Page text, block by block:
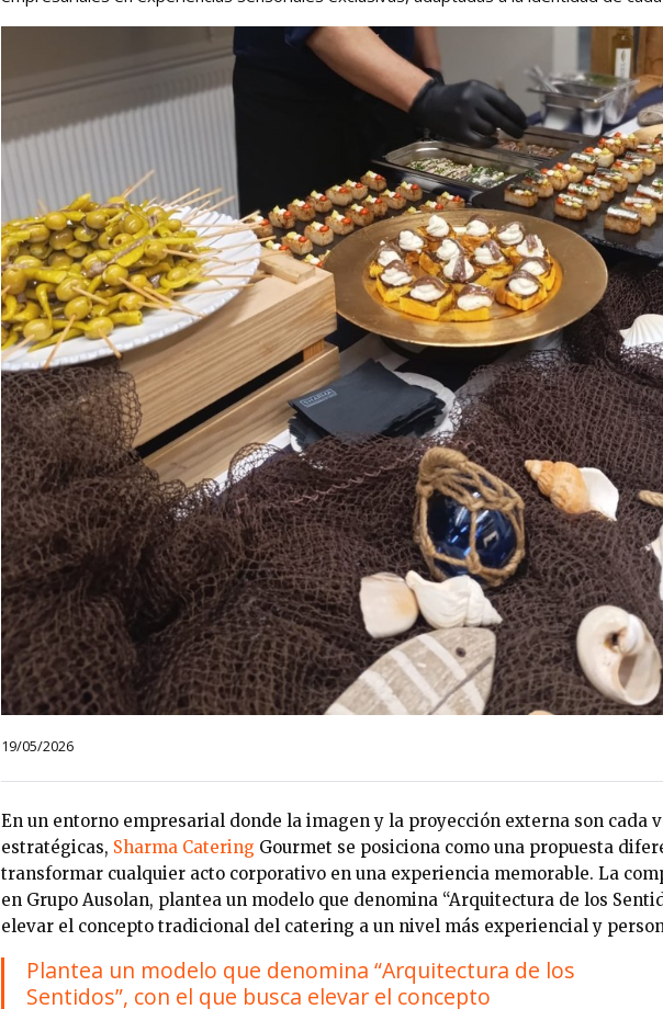
19/05/2026
En un entorno empresarial donde la imagen y la proyección externa son cada
estratégicas, Sharma Catering Gourmet se posiciona como una propuesta
transformar cualquier acto corporativo en una experiencia memorable. La
en Grupo Ausolan, plantea un modelo que denomina “Arquitectura de los
elevar el concepto tradicional del catering a un nivel más experiencial y
Plantea un modelo que denomina “Arquitectura de los
Sentidos”, con el que busca elevar el concepto